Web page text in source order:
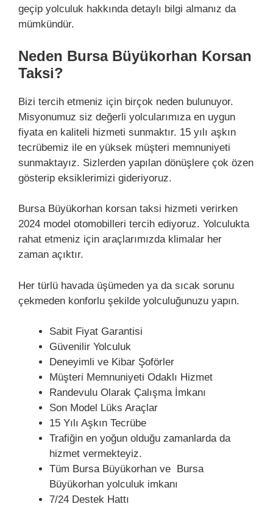
geçip yolculuk hakkında detaylı bilgi almanız da
mümkündür.
Neden Bursa Büyükorhan Korsan
Taksi?
Bizi tercih etmeniz için birçok neden bulunuyor.
Misyonumuz siz değerli yolcularımıza en uygun
fiyata en kaliteli hizmeti sunmaktır. 15 yılı aşkın
tecrübemiz ile en yüksek müşteri memnuniyeti
sunmaktayız. Sizlerden yapılan dönüşlere çok özen
gösterip eksiklerimizi gideriyoruz.
Bursa Büyükorhan korsan taksi hizmeti verirken
2024 model otomobilleri tercih ediyoruz. Yolculukta
rahat etmeniz için araçlarımızda klimalar her
zaman açıktır.
Her türlü havada üşümeden ya da sıcak sorunu
çekmeden konforlu şekilde yolculuğunuzu yapın.
Sabit Fiyat Garantisi
Güvenilir Yolculuk
Deneyimli ve Kibar Şoförler
Müşteri Memnuniyeti Odaklı Hizmet
Randevulu Olarak Çalışma İmkanı
Son Model Lüks Araçlar
15 Yılı Aşkın Tecrübe
Trafiğin en yoğun olduğu zamanlarda da
hizmet vermekteyiz.
Tüm Bursa Büyükorhan ve Bursa
Büyükorhan yolculuk imkanı
7/24 Destek Hattı